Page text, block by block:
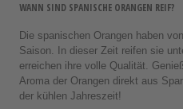
WANN SIND SPANISCHE ORANGEN REIF?
Die spanischen Orangen haben
Saison. In dieser Zeit reifen sie
erreichen ihre volle Qualität.
Aroma der Orangen direkt aus
der kühlen Jahreszeit!